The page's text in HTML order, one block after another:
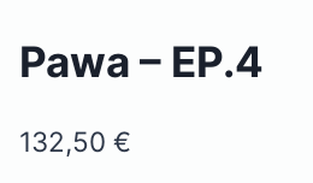
Pawa – EP.4
132,50€